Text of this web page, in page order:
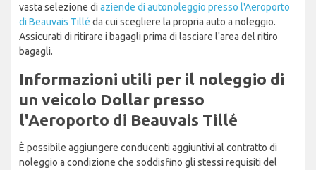
vasta selezione di aziende di autonoleggio presso l'Aeroporto
di Beauvais Tillé da cui scegliere la propria auto a noleggio.
Assicurati di ritirare i bagagli prima di lasciare l'area del ritiro
bagagli.
Informazioni utili per il noleggio di
un veicolo Dollar presso
l'Aeroporto di Beauvais Tillé
È possibile aggiungere conducenti aggiuntivi al contratto di
noleggio a condizione che soddisfino gli stessi requisiti del